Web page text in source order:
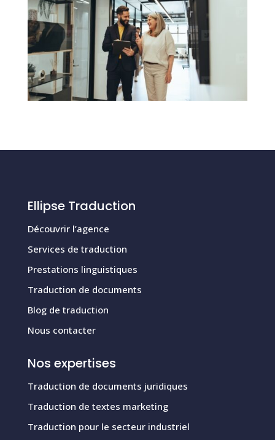
Ellipse Traduction
Découvrir l’agence
Services de traduction
Prestations linguistiques
Traduction de documents
Blog de traduction
Nous contacter
Nos expertises
Traduction de documents juridiques
Traduction de textes marketing
Traduction pour le secteur industriel